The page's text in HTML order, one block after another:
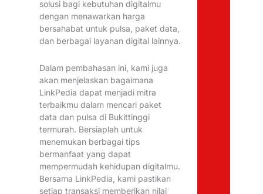
solusi bagi kebutuhan digitalmu
dengan menawarkan harga
bersahabat untuk pulsa, paket data,
dan berbagai layanan digital lainnya.
Dalam pembahasan ini, kami juga
akan menjelaskan bagaimana
LinkPedia dapat menjadi mitra
terbaikmu dalam mencari paket
data dan pulsa di Bukittinggi
termurah. Bersiaplah untuk
menemukan berbagai tips
bermanfaat yang dapat
mempermudah kehidupan digitalmu.
Bersama LinkPedia, kami pastikan
setiap transaksi memberikan nilai